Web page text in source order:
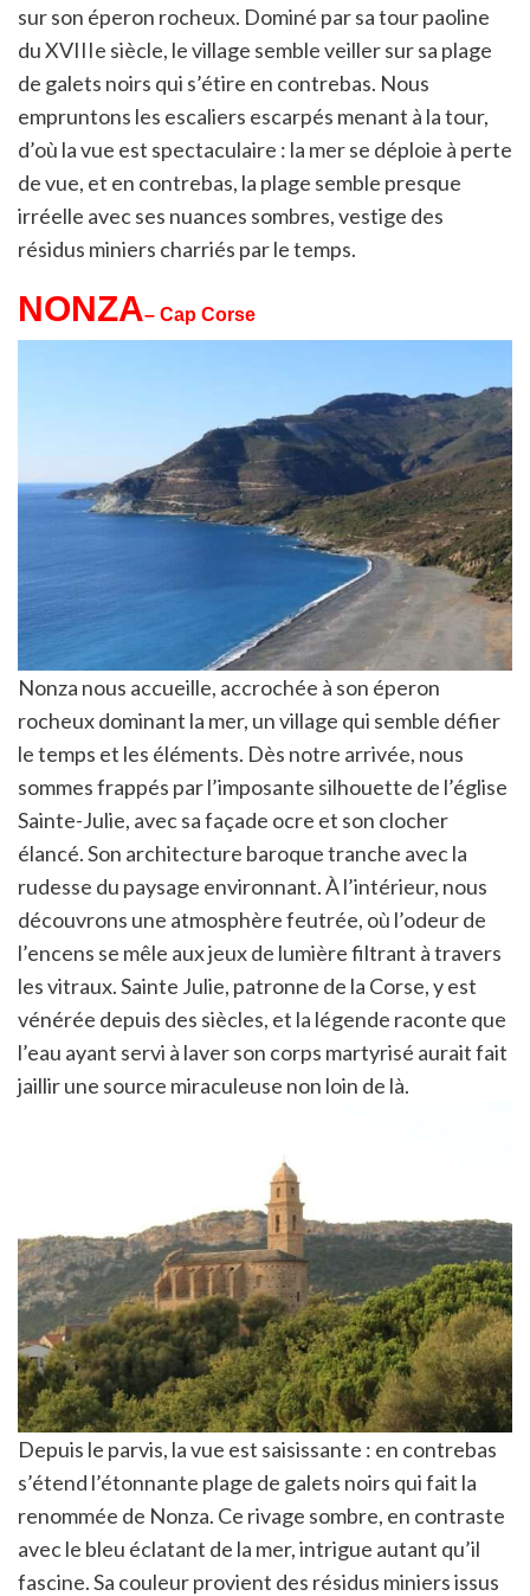
sur son éperon rocheux. Dominé par sa tour paoline
du XVIIIe siècle, le village semble veiller sur sa plage
de galets noirs qui s’étire en contrebas. Nous
empruntons les escaliers escarpés menant à la tour,
d’où la vue est spectaculaire : la mer se déploie à perte
de vue, et en contrebas, la plage semble presque
irréelle avec ses nuances sombres, vestige des
résidus miniers charriés par le temps.
NONZA– Cap Corse
Nonza nous accueille, accrochée à son éperon
rocheux dominant la mer, un village qui semble défier
le temps et les éléments. Dès notre arrivée, nous
sommes frappés par l’imposante silhouette de l’église
Sainte-Julie, avec sa façade ocre et son clocher
élancé. Son architecture baroque tranche avec la
rudesse du paysage environnant. À l’intérieur, nous
découvrons une atmosphère feutrée, où l’odeur de
l’encens se mêle aux jeux de lumière filtrant à travers
les vitraux. Sainte Julie, patronne de la Corse, y est
vénérée depuis des siècles, et la légende raconte que
l’eau ayant servi à laver son corps martyrisé aurait fait
jaillir une source miraculeuse non loin de là.
Depuis le parvis, la vue est saisissante : en contrebas
s’étend l’étonnante plage de galets noirs qui fait la
renommée de Nonza. Ce rivage sombre, en contraste
avec le bleu éclatant de la mer, intrigue autant qu’il
fascine. Sa couleur provient des résidus miniers issus